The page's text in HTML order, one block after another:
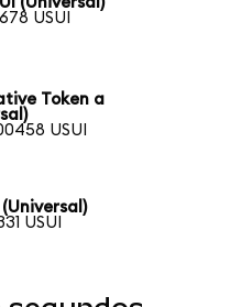
USUI
Token a
USUI
USUI